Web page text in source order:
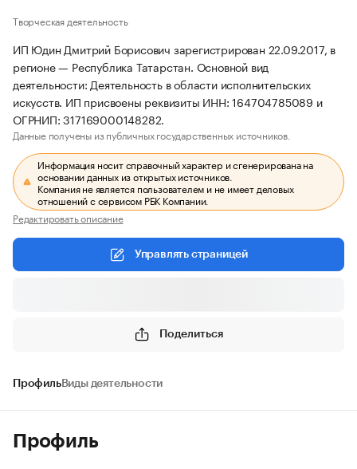
Творческая деятельность
ИП Юдин Дмитрий Борисович зарегистрирован 22.09.2017, в
регионе — Республика Татарстан. Основной вид
деятельности: Деятельность в области исполнительских
искусств. ИП присвоены реквизиты ИНН: 164704785089 и
ОГРНИП: 317169000148282.
Данные получены из публичных государственных источников.
Информация носит справочный характер и сгенерирована на
основании данных из открытых источников.
Компания не является пользователем и не имеет деловых
отношений с сервисом РБК Компании.
Редактировать описание
Управлять страницей
Поделиться
ПрофильВиды деятельности
Профиль